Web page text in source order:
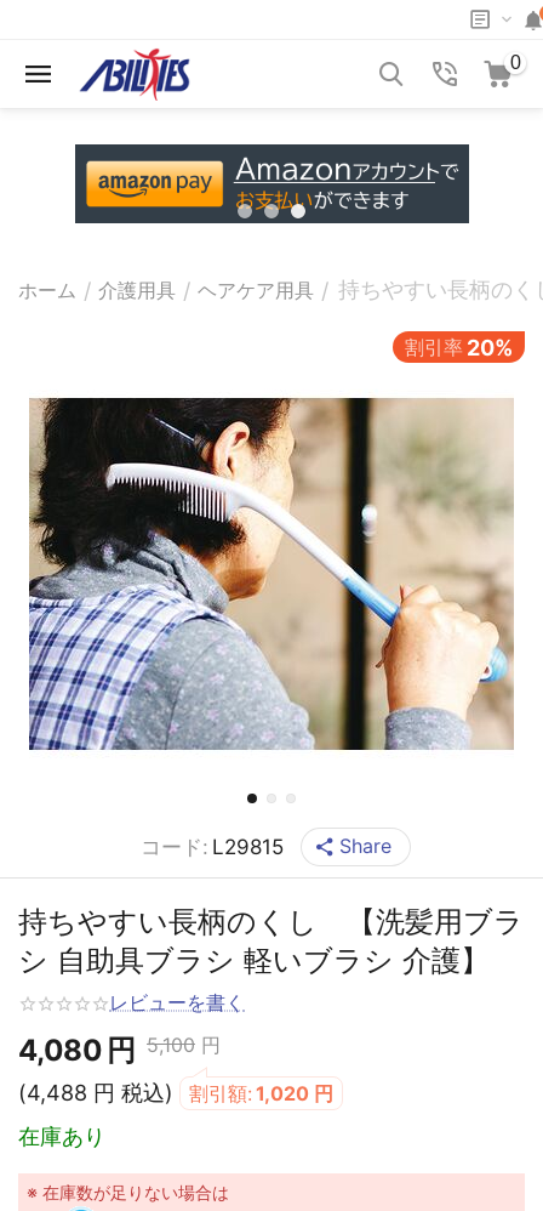
0
ホーム / 介護用具 / ヘアケア用具 / 持ちやすい長柄の
割引率 20%
コード: L29815 Share
持ちやすい長柄のくし 【洗髪用ブラ
シ 自助具ブラシ 軽いブラシ 介護】
レビューを書く
4,080 円 5,100 円
(4,488 円 税込) 割引額: 1,020 円
在庫あり
※ 在庫数が足りない場合は